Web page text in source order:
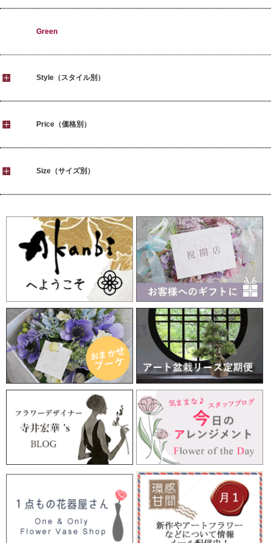
Green
Style（スタイル別）
Price（価格別）
Size（サイズ別）